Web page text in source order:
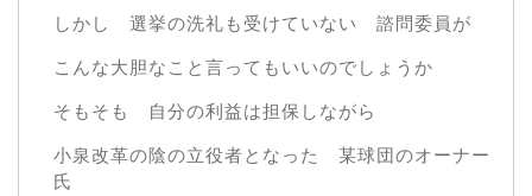
しかし 選挙の洗礼も受けていない 諮問委員が
こんな大胆なこと言ってもいいのでしょうか
そもそも 自分の利益は担保しながら
小泉改革の陰の立役者となった 某球団のオーナー
氏